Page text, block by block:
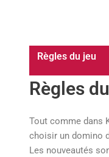
Règles du jeu
Règles
Tout comme dans
choisir un domino
Les nouveautés